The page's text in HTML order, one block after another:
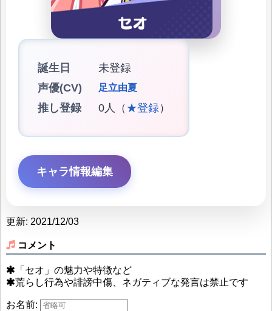
誕生日
未登録
声優(CV)
足立由夏
推し登録 0人（ ★登録）
キャラ情報編集
更新: 2021/12/03
コメント
「セオ」の魅力や特徴など
荒らし行為や誹謗中傷、ネガティブな発言は禁止です
お名前: